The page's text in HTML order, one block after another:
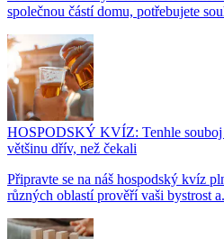
společnou částí domu, potřebujete
HOSPODSKÝ KVÍZ: Tenhle souboj
většinu dřív, než čekali
Připravte se na náš hospodský kvíz
různých oblastí prověří vaši bystrost